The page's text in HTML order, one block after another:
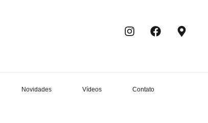
Novidades Vídeos Contato